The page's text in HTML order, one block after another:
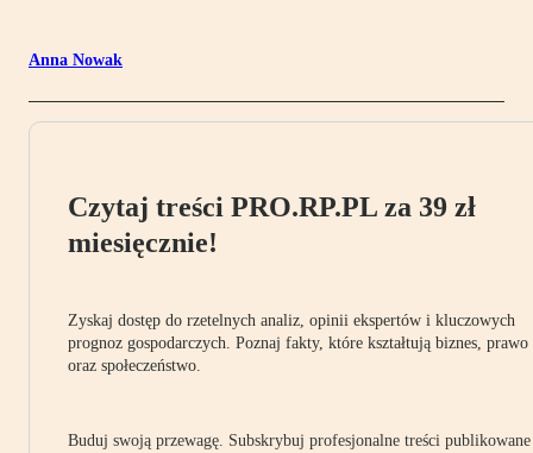
Anna Nowak
Czytaj treści PRO.RP.PL za 39 zł
miesięcznie!
Zyskaj dostęp do rzetelnych analiz, opinii ekspertów i kluczowych
prognoz gospodarczych. Poznaj fakty, które kształtują biznes, prawo
oraz społeczeństwo.
Buduj swoją przewagę. Subskrybuj profesjonalne treści publikowane